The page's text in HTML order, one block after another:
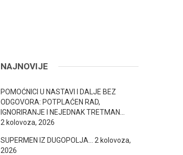
NAJNOVIJE
POMOĆNICI U NASTAVI I DALJE BEZ
ODGOVORA: POTPLAĆEN RAD,
IGNORIRANJE I NEJEDNAK TRETMAN…
2 kolovoza, 2026
SUPERMEN IZ DUGOPOLJA…
2 kolovoza,
2026